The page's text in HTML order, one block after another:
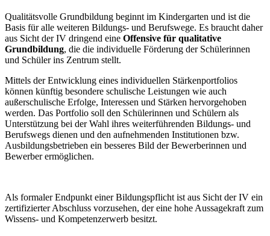
Qualitätsvolle Grundbildung beginnt im Kindergarten und ist die
Basis für alle weiteren Bildungs- und Berufswege. Es braucht daher
aus Sicht der IV dringend eine Offensive für qualitative
Grundbildung, die die individuelle Förderung der Schülerinnen
und Schüler ins Zentrum stellt.
Mittels der Entwicklung eines individuellen Stärkenportfolios
können künftig besondere schulische Leistungen wie auch
außerschulische Erfolge, Interessen und Stärken hervorgehoben
werden. Das Portfolio soll den Schülerinnen und Schülern als
Unterstützung bei der Wahl ihres weiterführenden Bildungs- und
Berufswegs dienen und den aufnehmenden Institutionen bzw.
Ausbildungsbetrieben ein besseres Bild der Bewerberinnen und
Bewerber ermöglichen.
Als formaler Endpunkt einer Bildungspflicht ist aus Sicht der IV ein
zertifizierter Abschluss vorzusehen, der eine hohe Aussagekraft zum
Wissens- und Kompetenzerwerb besitzt.